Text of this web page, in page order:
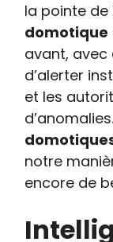
la pointe de
domotique
avant, avec
d’alerter
et les
notre
encore de